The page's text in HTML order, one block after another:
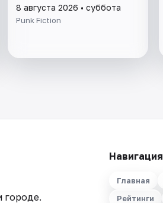
8 августа 2026 • суббота
Punk Fiction
городе.
Навигация
Главная
Рейтинги